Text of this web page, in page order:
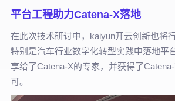
平台工程助力Catena-X落地
在此次技术研讨中，kaiyun开云创新也将
特别是汽车行业数字化转型实践中落地平
享给了Catena-X的专家，并获得了
可。